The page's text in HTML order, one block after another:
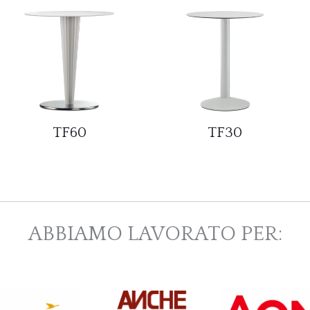
TF60 TF30
ABBIAMO LAVORATO PER: